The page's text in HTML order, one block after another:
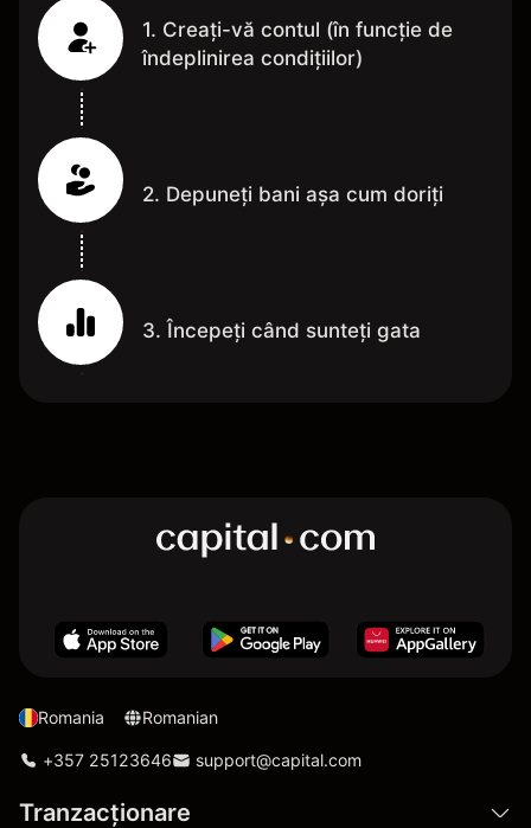
1. Creați-vă contul (în funcție de
îndeplinirea condițiilor)
2. Depuneți bani așa cum doriți
3. Începeți când sunteți gata
Romania Romanian
+357 25123646 support@capital.com
Tranzacționare